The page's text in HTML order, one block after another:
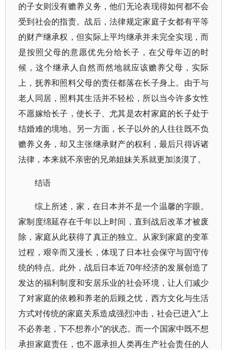
的子女则没有赡养义务，他们无论表现得如何都不会
受到社会的指责。战后，法律规定家庭子女都有平等
的财产继承权，但实际上平均继承并未完全实现，而
是按照父母的意愿优先分给长子，在父母年迈的时
候，这个继承人自然而然地就应该赡养父母，实际
上，抚养和照料父母的责任都落在长子身上。由于与
老人同居，照料其生活并不轻松，所以当今许多女性
不愿嫁给长子，使长子、尤其是农村家庭的长子处于
结婚难的境地。另一方面，长子以外的人往往既不负
赡养义务，却又主张继承财产的权利，最后只得诉诸
法律，本来就不亲密的兄弟姐妹关系就更加淡漠了。
结语
综上所述，家，在日本并不是一个温馨的字眼。
家制度绵延存在千年以上时间，直到战后改革才被废
除，家庭从此获得了真正的独立。从家到家庭的变革
过程，艰辛而又漫长，体现了日本社会保守与固守传
统的特点。此外，战后日本近70年经济的发展创造了
发达的福利制度和安居乐业的社会环境，让人们减少
了对家庭的依赖和养老的后顾之忧，西方文化与生活
方式对传统的家庭关系造成强烈冲击，社会已进入“上
不必养老，下不想养小”的状态。而一个国家中既不想
承担家庭责任，也不愿承担人类再生产社会责任的人